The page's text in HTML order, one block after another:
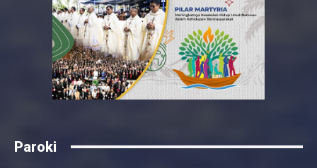
Paroki